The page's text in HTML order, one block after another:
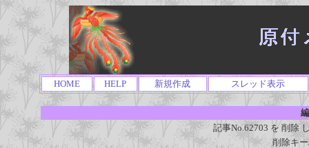
HOME HELP 新規作成 スレッド表示
記事No.62703 を 削除
削除キ